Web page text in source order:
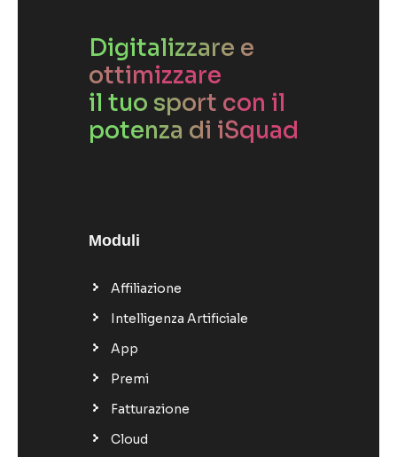
Digitalizzare e
ottimizzare
il tuo sport con il
potenza di iSquad
Moduli
Affiliazione
Intelligenza Artificiale
App
Premi
Fatturazione
Cloud